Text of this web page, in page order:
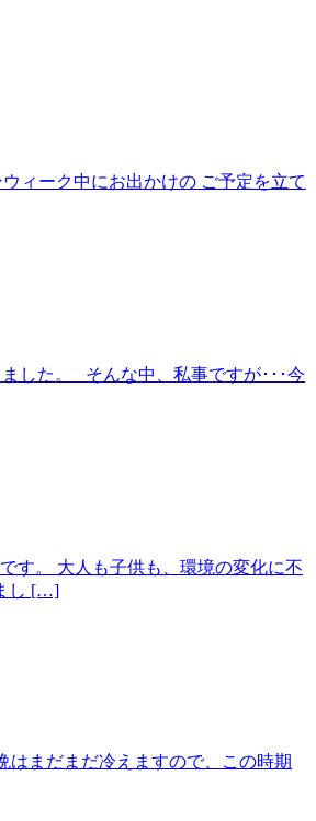
ィーク中にお出かけの ご予定を立て
した。 そんな中、私事ですが･･･今
す。 大人も子供も、環境の変化に不
し […]
まだまだ冷えますので、この時期